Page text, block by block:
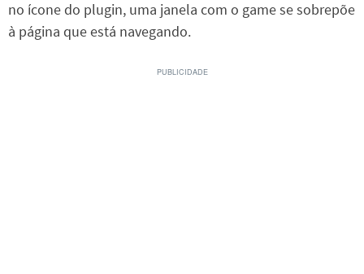
no ícone do plugin, uma janela com o game se sobrepõe
à página que está navegando.